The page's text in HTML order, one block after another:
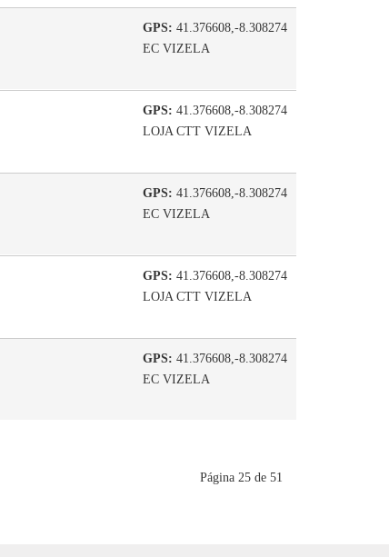
GPS: 41.376608,-8.308274
EC VIZELA
GPS: 41.376608,-8.308274
LOJA CTT VIZELA
GPS: 41.376608,-8.308274
EC VIZELA
GPS: 41.376608,-8.308274
LOJA CTT VIZELA
GPS: 41.376608,-8.308274
EC VIZELA
Página 25 de 51